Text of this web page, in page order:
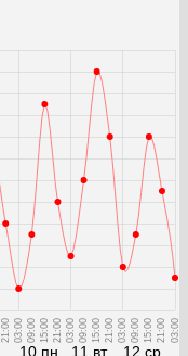
21:00
10 пн
03:00 09:00 15:00 21:00
11 вт
03:00 09:00 15:00 21:00
12 ср
03:00 09:00 15:00 21:00 03:00